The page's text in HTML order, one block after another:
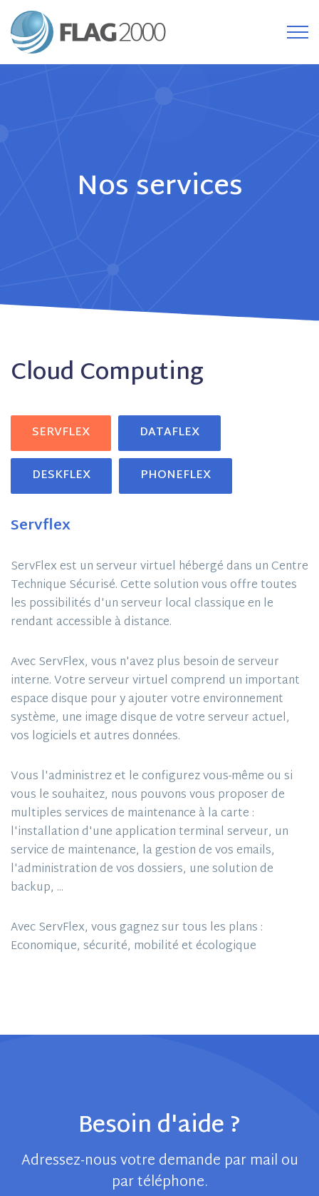
Nos services
Cloud Computing
SERVFLEX DATAFLEX
DESKFLEX PHONEFLEX
Servflex
ServFlex est un serveur virtuel hébergé dans un Centre
Technique Sécurisé. Cette solution vous offre toutes
les possibilités d'un serveur local classique en le
rendant accessible à distance.
Avec ServFlex, vous n'avez plus besoin de serveur
interne. Votre serveur virtuel comprend un important
espace disque pour y ajouter votre environnement
système, une image disque de votre serveur actuel,
vos logiciels et autres données.
Vous l'administrez et le configurez vous-même ou si
vous le souhaitez, nous pouvons vous proposer de
multiples services de maintenance à la carte :
l'installation d'une application terminal serveur, un
service de maintenance, la gestion de vos emails,
l'administration de vos dossiers, une solution de
backup, ...
Avec ServFlex, vous gagnez sur tous les plans :
Economique, sécurité, mobilité et écologique
Besoin d'aide ?
Adressez-nous votre demande par mail ou
par téléphone.